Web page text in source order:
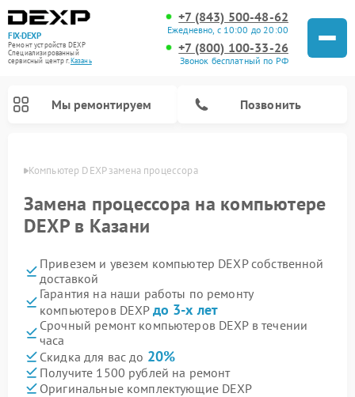
FIX-DEXP
Ремонт устройств DEXP
Специализированный
cервисный центр г.Казань
+7 (843) 500-48-62
Ежедневно, с 10:00 до 20:00
+7 (800) 100-33-26
Звонок бесплатный по РФ
Мы ремонтируем Позвонить
Компьютер DEXP замена процессора
Замена процессора на компьютере
DEXP в Казани
Привезем и увезем компьютер DEXP собственной
доставкой
Гарантия на наши работы по ремонту
компьютеров DEXP до 3-х лет
Срочный ремонт компьютеров DEXP в течении
часа
Скидка для вас до 20%
Получите 1500 рублей на ремонт
Оригинальные комплектующие DEXP